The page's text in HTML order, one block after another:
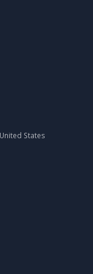
States